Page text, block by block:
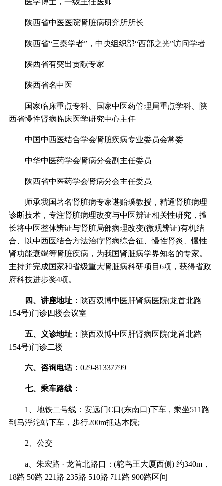
医学博士，一级主任医师
陕西省中医医院肾脏病研究所所长
陕西省“三秦学者”，中央组织部“西部之光”访问学者
陕西省有突出贡献专家
陕西省名中医
国家临床重点专科、国家中医药管理局重点学科、陕
西省慢性肾病临床医学研究中心主任
中国中西医结合学会肾脏疾病专业委员会常委
中华中医药学会肾病分会副主任委员
陕西省中医药学会肾病分会主任委员
师承我国著名肾脏病专家谌贻璞教授，精通肾脏病理
诊断技术，专注肾脏病理改变与中医辨证相关性研究，擅
长将中医整体辨证与肾脏局部病理改变(微观辨证)有机结
合、以中西医结合方法治疗肾病综合征、慢性肾炎、慢性
肾功能衰竭等肾脏疾病，为我国肾脏病学界知名的专家。
主持并完成国家和省级重大肾脏病科研项目6项，获得省政
府科技进步奖4项。
四、讲座地址： 陕西双博中医肝肾病医院(龙首北路
154号)门诊四楼会议室
五、义诊地址： 陕西双博中医肝肾病医院(龙首北路
154号)门诊二楼
六、咨询电话： 029-81337799
七、乘车路线：
1、地铁二号线：安远门C口(东南口)下车，乘坐511路
到马泘沱站下车，步行200m抵达本院;
2、公交
a、朱宏路 · 龙首北路口：(鸵鸟王大厦西侧) 约340m，
18路 50路 221路 235路 510路 711路 900路区间